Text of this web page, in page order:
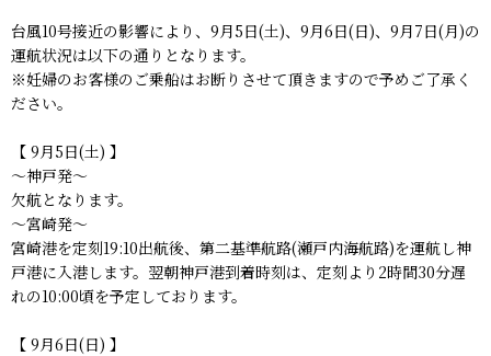
台風10号接近の影響により、9月5日(土)、9月6日(日)、9月7日(月)の
運航状況は以下の通りとなります。
※妊婦のお客様のご乗船はお断りさせて頂きますので予めご了承く
ださい。
【 9月5日(土) 】
～神戸発～
欠航となります。
～宮崎発～
宮崎港を定刻19:10出航後、第二基準航路(瀬戸内海航路)を運航し神
戸港に入港します。翌朝神戸港到着時刻は、定刻より2時間30分遅
れの10:00頃を予定しております。
【 9月6日(日) 】